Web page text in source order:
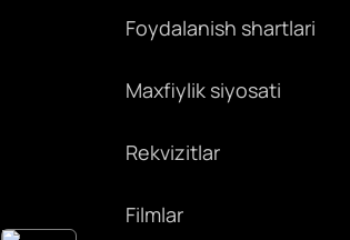
Foydalanish shartlari
Maxfiylik siyosati
Rekvizitlar
Filmlar